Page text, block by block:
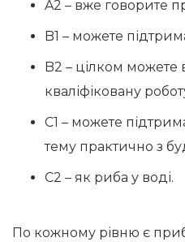
A2 – вже говорите
B1 – можете
B2 – цілком можете
кваліфіковану
C1 – можете
тему практично з
C2 – як риба у воді.
По кожному рівню є